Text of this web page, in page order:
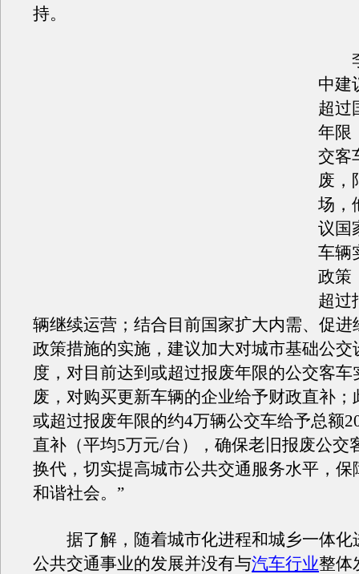
持。
李
中建
超过
年限
交客
废，
场，
议国
车辆
政策
超过
辆继续运营；结合目前国家扩大内需、促进
政策措施的实施，建议加大对城市基础公交
度，对目前达到或超过报废年限的公交客车
废，对购买更新车辆的企业给予财政直补；
或超过报废年限的约4万辆公交车给予总额
直补（平均5万元/台），确保老旧报废公交
换代，切实提高城市公共交通服务水平，保
和谐社会。”
据了解，随着城市化进程和城乡一体化
公共交通事业的发展并没有与汽车行业整体